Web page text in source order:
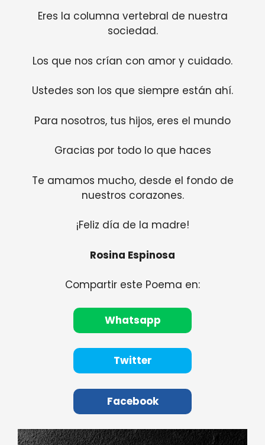
Eres la columna vertebral de nuestra
sociedad.
Los que nos crían con amor y cuidado.
Ustedes son los que siempre están ahí.
Para nosotros, tus hijos, eres el mundo
Gracias por todo lo que haces
Te amamos mucho, desde el fondo de
nuestros corazones.
¡Feliz día de la madre!
Rosina Espinosa
Compartir este Poema en:
Whatsapp
Twitter
Facebook